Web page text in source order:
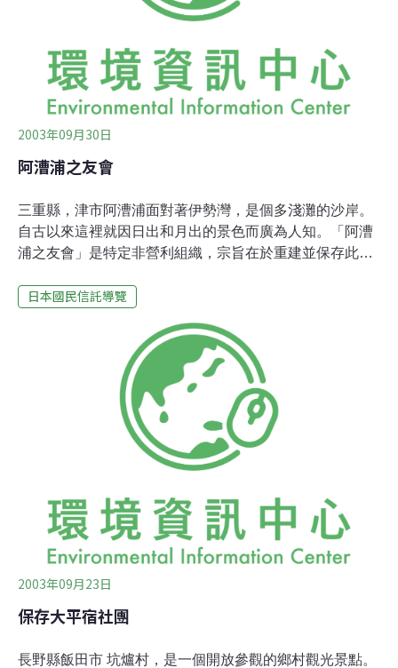
被刻意保護，但仍保持完好，並已成為一個「富含自然的
爾夫球場的活動。他們提出「生態渡假地
2003年09月30日
阿漕浦之友會
三重縣，津市阿漕浦面對著伊勢灣，是個多淺灘的沙岸。
自古以來這裡就因日出和月出的景色而廣為人知。「阿漕
浦之友會」是特定非營利組織，宗旨在於重建並保存此處
之宴1995年7月，當阿漕浦海岸呈現荒廢狀態時，阿漕浦
的日本黑松和棉樹，並致力於保存及增加當地瀕臨絕種的
海濱植物。因為有超過1萬人參與本會志工活動，這片海
岸正以其美麗的風光吸引著人潮。有時這裡會因季節性的
活動而特別擁擠熱鬧，例如新年看日出，春天在退潮時撿
貝殼，或是夏夜觀賞煙火的時候。
日本國民信託導覽
2003年09月23日
保存大平宿社團
長野縣飯田市 坑爐村，是一個開放參觀的鄉村觀光景點。